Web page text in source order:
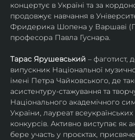
концертує в Україні та за
продовжує навчання в
Фридерика Шопена у Варшаві
професора Павла Гуснара.
Тарас Ярушевський – фаготист,
випускник Національної
імені Петра Чайковського, де
асистентуру-стажування та
Національного академічного
України, лауреат
конкурсів. Активно виступає як
бере участь у проєктах,